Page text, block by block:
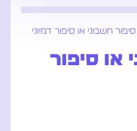
סיפור חשבוני או סיפור דמיוני
או סיפור